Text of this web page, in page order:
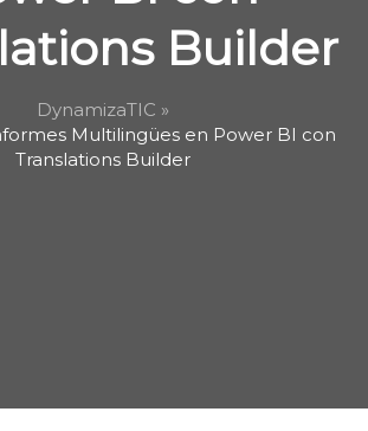
Builder
DynamizaTIC »
Multilingües en Power BI con
Translations Builder